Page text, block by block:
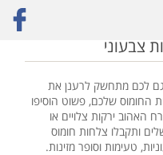
צבעוני
לכם מתחשק לרענן את
החומוס שלכם, פשוט הוסיפו
האהוב ירקות צלויים או
ותקבלו צלחות חומוס
טעימות וסופר מזינות.